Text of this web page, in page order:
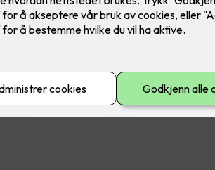
El-sikkerhet Ferdig montert